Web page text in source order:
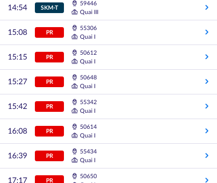
14:54 SKM-T
59446
Quai III
15:08 PR
55306
Quai I
15:15 PR
50612
Quai I
15:27 PR
50648
Quai I
15:42 PR
55342
Quai I
16:08 PR
50614
Quai I
16:39 PR
55434
Quai I
17:17 PR
50650